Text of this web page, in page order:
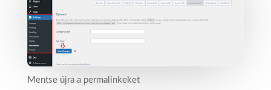
Mentse újra a permalinkeket